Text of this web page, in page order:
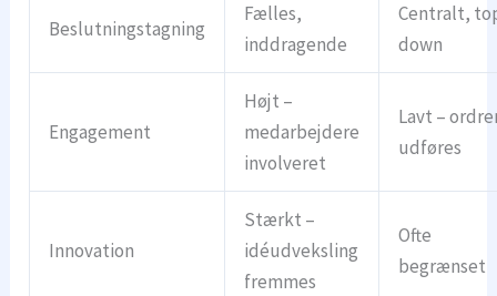
Beslutningstagning
Fælles,
inddragende
Centralt,
down
Engagement
Højt –
medarbejdere
involveret
Lavt –
udføres
Innovation
Stærkt –
idéudveksling
fremmes
Ofte
begrænset